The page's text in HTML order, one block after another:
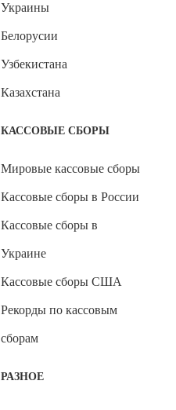
Украины
Белорусии
Узбекистана
Казахстана
КАССОВЫЕ СБОРЫ
Мировые кассовые сборы
Кассовые сборы в России
Кассовые сборы в
Украине
Кассовые сборы США
Рекорды по кассовым
сборам
РАЗНОЕ